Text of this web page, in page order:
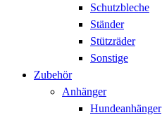
Schutzbleche
Ständer
Stützräder
Sonstige
Zubehör
Anhänger
Hundeanhänger